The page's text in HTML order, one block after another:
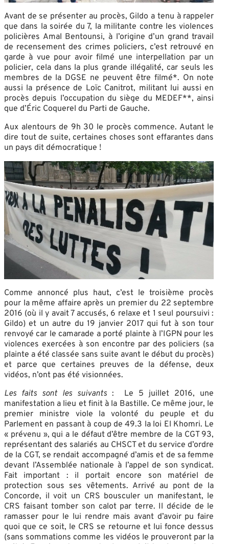
Avant de se présenter au procès, Gildo a tenu à rappeler
que dans la soirée du 7, la militante contre les violences
policières Amal Bentounsi, à l’origine d’un grand travail
de recensement des crimes policiers, c’est retrouvé en
garde à vue pour avoir filmé une interpellation par un
policier, cela dans la plus grande illégalité, car seuls les
membres de la DGSE ne peuvent être filmé*. On note
aussi la présence de Loïc Canitrot, militant lui aussi en
procès depuis l’occupation du siège du MEDEF**, ainsi
que d’Éric Coquerel du Parti de Gauche.
Aux alentours de 9h 30 le procès commence. Autant le
dire tout de suite, certaines choses sont effarantes dans
un pays dit démocratique !
Comme annoncé plus haut, c’est le troisième procès
pour la même affaire après un premier du 22 septembre
2016 (où il y avait 7 accusés, 6 relaxe et 1 seul poursuivi :
Gildo) et un autre du 19 janvier 2017 qui fut à son tour
renvoyé car le camarade a porté plainte à l’IGPN pour les
violences exercées à son encontre par des policiers (sa
plainte a été classée sans suite avant le début du procès)
et parce que certaines preuves de la défense, deux
vidéos, n’ont pas été visionnées.
Les faits sont les suivants: Le 5 juillet 2016, une
manifestation a lieu et finit à la Bastille. Ce même jour, le
premier ministre viole la volonté du peuple et du
Parlement en passant à coup de 49.3 la loi El Khomri. Le
« prévenu », qui a le défaut d’être membre de la CGT 93,
représentant des salariés au CHSCT et du service d’ordre
de la CGT, se rendait accompagné d’amis et de sa femme
devant l’Assemblée nationale à l’appel de son syndicat.
Fait important : il portait encore son matériel de
protection sous ses vêtements. Arrivé au pont de la
Concorde, il voit un CRS bousculer un manifestant, le
CRS faisant tomber son calot par terre. Il décide de le
ramasser pour le lui rendre mais avant d’avoir pu faire
quoi que ce soit, le CRS se retourne et lui fonce dessus
(sans sommations comme les vidéos le prouveront par la